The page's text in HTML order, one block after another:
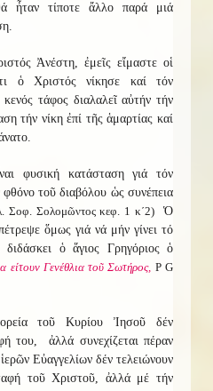
ἦταν τίποτε ἄλλο παρά μιά
Ἀνέστη, ἐμεῖς εἴμαστε οἱ
ὁ Χριστός νίκησε καί τόν
τάφος διαλαλεῖ αὐτήν τήν
τήν νίκη ἐπί τῆς ἁμαρτίας καί
φυσική κατάσταση γιά τόν
τοῦ διαβόλου ὡς συνέπεια
Σοφ. Σολομῶντος κεφ. 1 κ΄2)
Ὁ
ὅμως γιά νά μήν γίνει τό
ὁ ἅγιος Γρηγόριος ὁ
Γενέθλια τοῦ Σωτήρος, Ρ G
τοῦ Κυρίου Ἰησοῦ δέν
του, ἀλλά συνεχίζεται πέραν
Εὐαγγελίων δέν τελειώνουν
τοῦ Χριστοῦ, ἀλλά μέ τήν